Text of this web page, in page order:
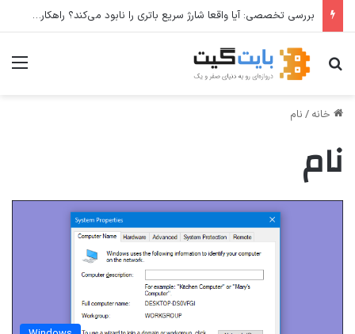
بررسی تخصصی: آیا واقعا شارژ سریع باتری را نابود می‌کند؟ راهکارهای عملی برای افزایش طول عمر باتری
جستجو برای
خانه / نام
نام